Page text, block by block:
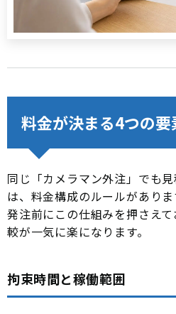
料金が決まる4つの要
同じ「カメラマン外注」でも
は、料金構成のルールがありま
発注前にこの仕組みを押さえ
較が一気に楽になります。
拘束時間と稼働範囲